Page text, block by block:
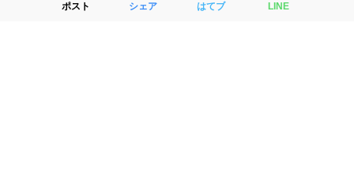
ポスト シェア はてブ LINE